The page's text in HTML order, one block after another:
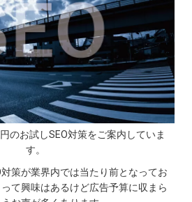
のお試しSEO対策をご案内していま
す。
策が業界内では当たり前となってお
て興味はあるけど広告予算に収まら